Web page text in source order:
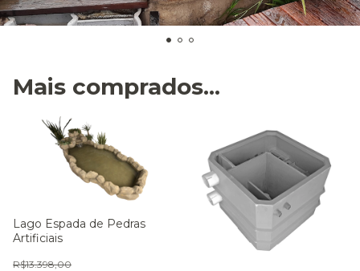
Mais comprados...
Lago Espada de Pedras
Artificiais
R$13.398,00